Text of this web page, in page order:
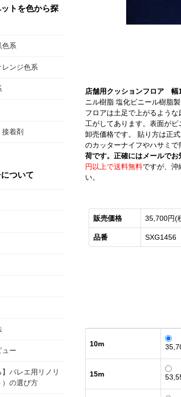
店舗用クッションフロア
ニル樹脂 塩化ビニール樹脂
フロアは土足で上がるよう
工がしてあります。表面が
卸売価格です。 貼り方は正
のカッターナイフやハサミで
荷です。正確にはメールでお
円以上で送料無料ですが、沖
い。
販売価格 35,700円(
品番 SXG1456
10m
15m
トを色から探
色系
ンジ色系
着剤
ついて
ュー
】バレエ用リノリ
）の選び方